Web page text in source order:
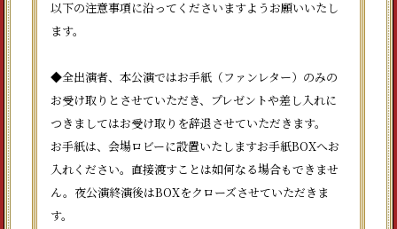
以下の注意事項に沿ってくださいますようお願いいたし
ます。
◆全出演者、本公演ではお手紙（ファンレター）のみの
お受け取りとさせていただき、プレゼントや差し入れに
つきましてはお受け取りを辞退させていただきます。
お手紙は、会場ロビーに設置いたしますお手紙BOXへお
入れください。直接渡すことは如何なる場合もできませ
ん。夜公演終演後はBOXをクローズさせていただきま
す。